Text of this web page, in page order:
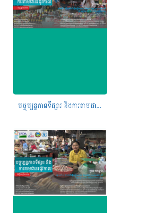
បច្ចុប្បន្នភាពទីផ្សារ និងការតាមដានរដូវកាលក្នុងប្រទេសកម្ពុជា ខែធ្នូ ឆ្នាំ២០២២